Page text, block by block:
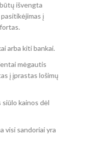
išvengta
į
arba kiti bankai.
mėgautis
į įprastas lošimų
kainos dėl
visi sandoriai yra